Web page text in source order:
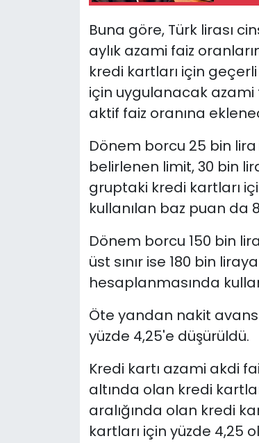
Buna göre, Türk lirası
aylık azami faiz
kredi kartları için
için uygulanacak azami
aktif faiz oranına
Dönem borcu 25 bin
belirlenen limit, 30 bin
gruptaki kredi kartları
kullanılan baz puan da
Dönem borcu 150 bin
üst sınır ise 180 bin
hesaplanmasında
Öte yandan nakit
yüzde 4,25'e düşürüldü.
Kredi kartı azami akdi
altında olan kredi
aralığında olan kredi
kartları için yüzde 4,25
Yazarlar